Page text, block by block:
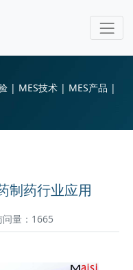
| MES技术 | MES产品 |
制药行业应用
量：1665